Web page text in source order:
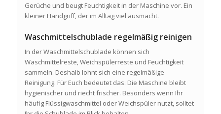
Gerüche und beugt Feuchtigkeit in der Maschine vor. Ein
kleiner Handgriff, der im Alltag viel ausmacht.
Waschmittelschublade regelmäßig reinigen
In der Waschmittelschublade können sich
Waschmittelreste, Weichspülerreste und Feuchtigkeit
sammeln. Deshalb lohnt sich eine regelmäßige
Reinigung. Für Euch bedeutet das: Die Maschine bleibt
hygienischer und riecht frischer. Besonders wenn Ihr
häufig Flüssigwaschmittel oder Weichspüler nutzt, solltet